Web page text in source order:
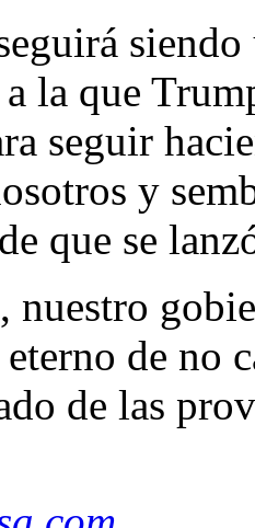
la que
seguir
y
que se
nuestro
de no
de las